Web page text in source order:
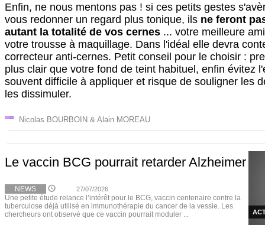
Enfin, ne nous mentons pas ! si ces petits gestes
vous redonner un regard plus tonique, ils ne feront
autant la totalité de vos cernes ... votre meilleure
votre trousse à maquillage. Dans l'idéal elle devra
correcteur anti-cernes. Petit conseil pour le choisir :
plus clair que votre fond de teint habituel, enfin évitez
souvent difficile à appliquer et risque de souligner les
les dissimuler.
Nicolas BOURBOIN & Alain MOREAU
Le vaccin BCG pourrait retarder Alzheimer
NEWS 27/07/2026
Une petite étude relance l’intérêt pour le BCG, vaccin centenaire contre la
tuberculose déjà utilisé en immunothérapie du cancer de la vessie. Les
chercheurs ont observé que ce vaccin pourrait moduler ...